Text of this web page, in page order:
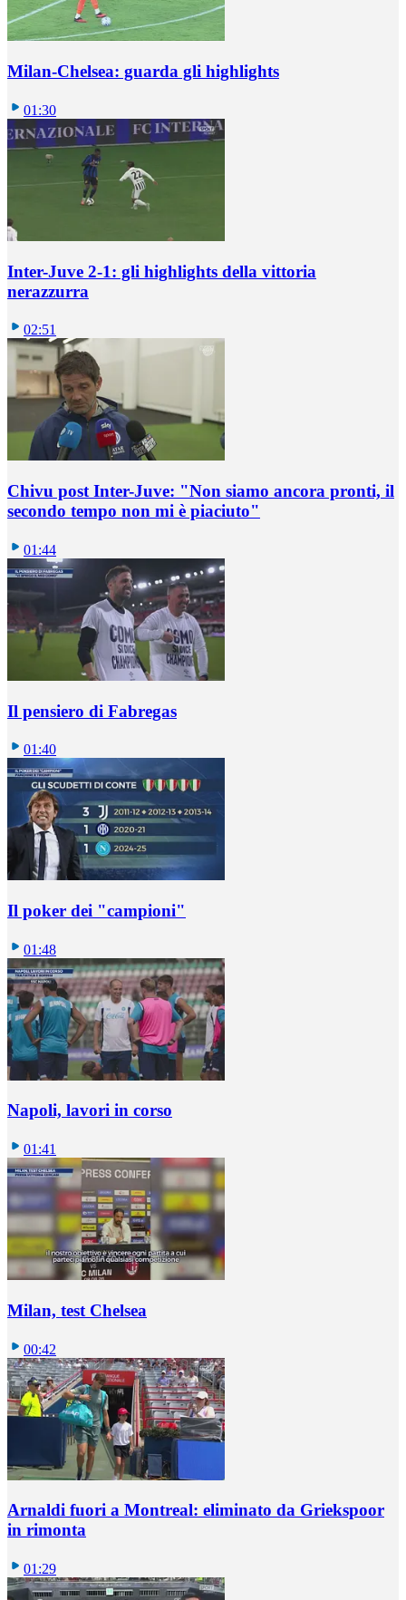
Milan-Chelsea: guarda gli highlights
01:30
Inter-Juve 2-1: gli highlights della vittoria
nerazzurra
02:51
Chivu post Inter-Juve: "Non siamo ancora pronti, il
secondo tempo non mi è piaciuto"
01:44
Il pensiero di Fabregas
01:40
Il poker dei "campioni"
01:48
Napoli, lavori in corso
01:41
Milan, test Chelsea
00:42
Arnaldi fuori a Montreal: eliminato da Griekspoor
in rimonta
01:29